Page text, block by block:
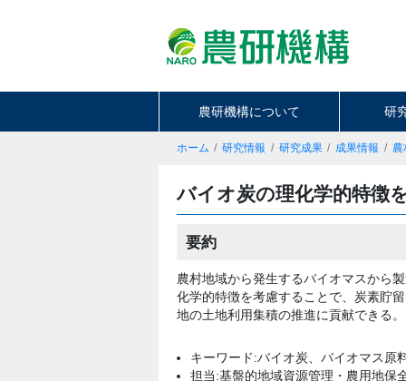
農研機構について 研
ホーム 研究情報 研究成果 成果情報 農
バイオ炭の理化学的特徴
要約
農村地域から発生するバイオマスから
化学的特徴を考慮することで、炭素貯
地の土地利用集積の推進に貢献できる。
キーワード:バイオ炭、バイオマス原
担当:基盤的地域資源管理・農用地保